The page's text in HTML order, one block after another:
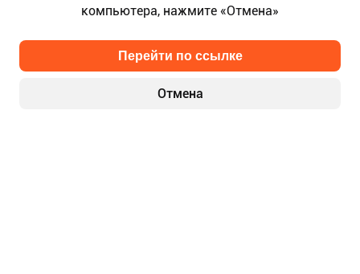
компьютера, нажмите «Отмена»
Отмена
Перейти по ссылке